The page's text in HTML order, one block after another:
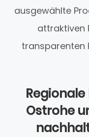
ausgewählte
attraktiven
transparenten
Ostrohe